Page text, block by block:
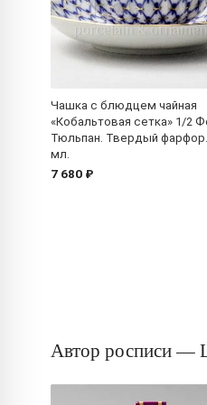
Чашка с блюдцем чайная
«Кобальтовая сетка» 1/2
Тюльпан. Твердый
мл.
7 680 ₽
Автор росписи —